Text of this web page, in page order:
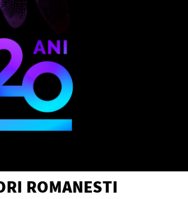
ROMANESTI